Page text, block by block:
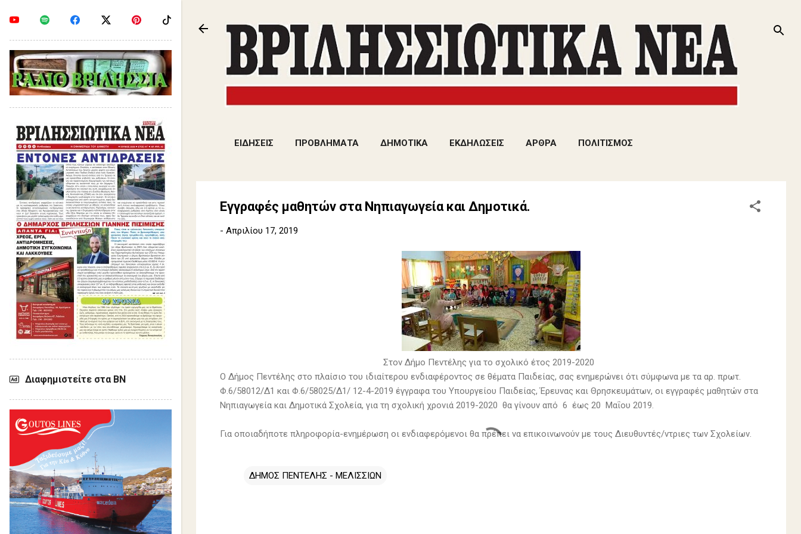
ΕΙΔΗΣΕΙΣ ΠΡΟΒΛΗΜΑΤΑ ΔΗΜΟΤΙΚΑ ΕΚΔΗΛΩΣΕΙΣ ΑΡΘΡΑ ΠΟΛΙΤΙΣΜΟΣ
Εγγραφές μαθητών στα Νηπιαγωγεία και Δημοτικά.
- Απριλίου 17, 2019
Στον Δήμο Πεντέλης για το σχολικό έτος 2019-2020
Ο Δήμος Πεντέλης στο πλαίσιο του ιδιαίτερου ενδιαφέροντος σε θέματα Παιδείας, σας ενημερώνει ότι σύμφωνα με τα αρ. πρωτ.
Φ.6/58012/Δ1 και Φ.6/58025/Δ1/ 12-4-2019 έγγραφα του Υπουργείου Παιδείας, Έρευνας και Θρησκευμάτων, οι εγγραφές μαθητών στα
Νηπιαγωγεία και Δημοτικά Σχολεία, για τη σχολική χρονιά 2019-2020 θα γίνουν από 6 έως 20 Μαΐου 2019.
Για οποιαδήποτε πληροφορία-ενημέρωση οι ενδιαφερόμενοι θα πρέπει να επικοινωνούν με τους Διευθυντές/ντριες των Σχολείων.
ΔΗΜΟΣ ΠΕΝΤΕΛΗΣ - ΜΕΛΙΣΣΙΩΝ
Διαφημιστείτε στα ΒΝ